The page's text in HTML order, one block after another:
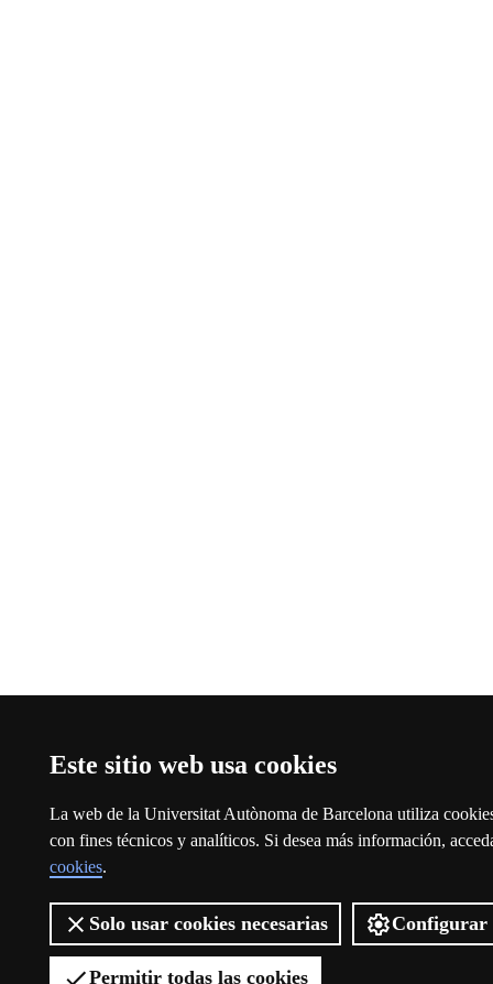
Este sitio web usa cookies
La web de la Universitat Autònoma de Barcelona utiliza
con fines técnicos y analíticos. Si desea más información,
cookies.
Solo usar cookies necesarias Configurar
Permitir todas las cookies